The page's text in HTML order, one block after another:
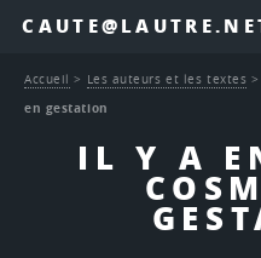
IL Y A
Accueil > Les auteurs et les textes >
en gestation